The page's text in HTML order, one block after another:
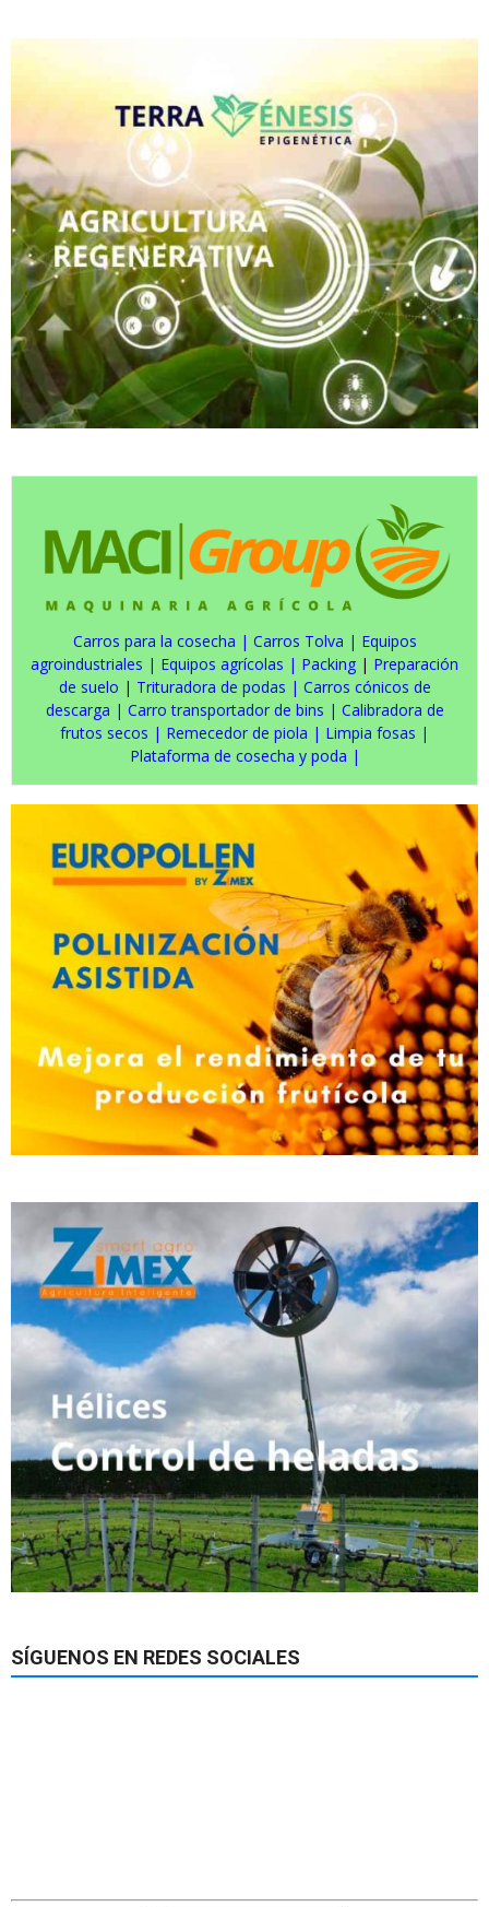
Carros para la cosecha | Carros Tolva | Equipos
agroindustriales | Equipos agrícolas | Packing | Preparación
de suelo | Trituradora de podas | Carros cónicos de
descarga | Carro transportador de bins | Calibradora de
frutos secos | Remecedor de piola | Limpia fosas |
Plataforma de cosecha y poda |
SÍGUENOS EN REDES SOCIALES